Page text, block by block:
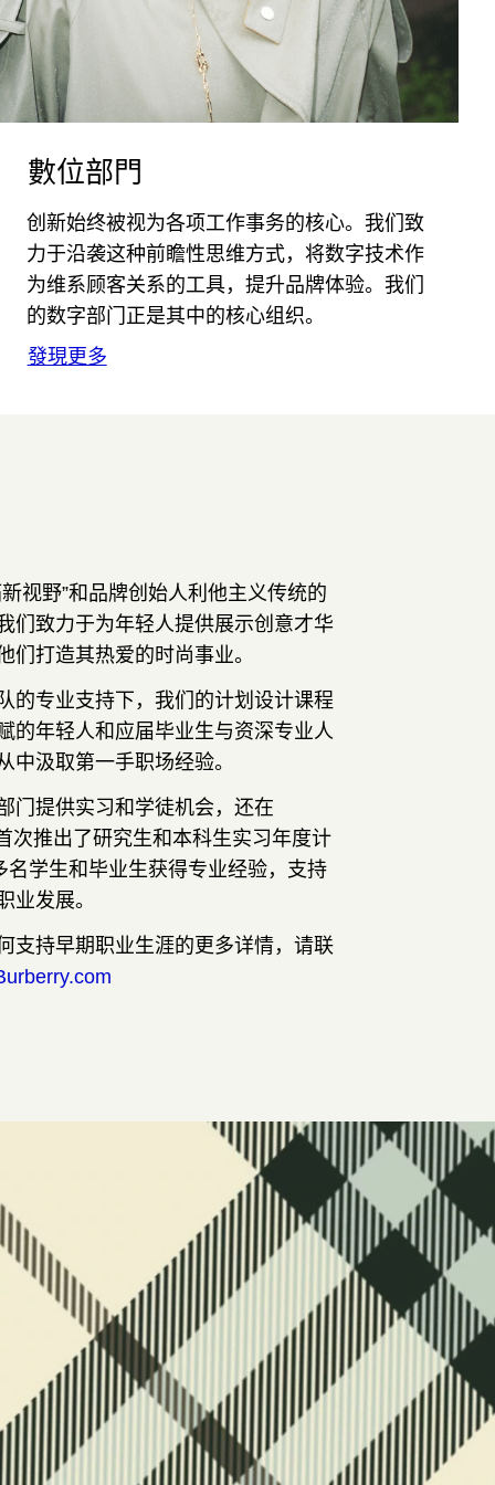
數位部門
创新始终被视为各项工作事务的核心。我们致
力于沿袭这种前瞻性思维方式，将数字技术作
为维系顾客关系的工具，提升品牌体验。我们
的数字部门正是其中的核心组织。
發現更多
视野”和品牌创始人利他主义传统的
们致力于为年轻人提供展示创意才华
们打造其热爱的时尚事业。
的专业支持下，我们的计划设计课程
的年轻人和应届毕业生与资深专业人
中汲取第一手职场经验。
门提供实习和学徒机会，还在
次推出了研究生和本科生实习年度计
名学生和毕业生获得专业经验，支持
业发展。
支持早期职业生涯的更多详情，请联